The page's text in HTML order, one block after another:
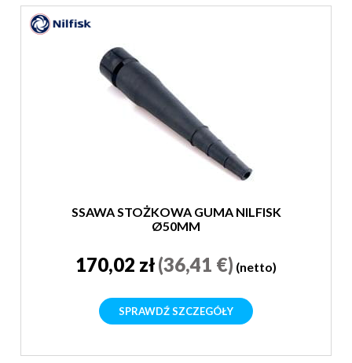
SSAWA STOŻKOWA GUMA NILFISK
Ø50MM
170,02 zł(36,41 €) (netto)
SPRAWDŹ SZCZEGÓŁY